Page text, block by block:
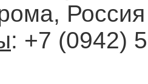
Россия
: +7 (0942)